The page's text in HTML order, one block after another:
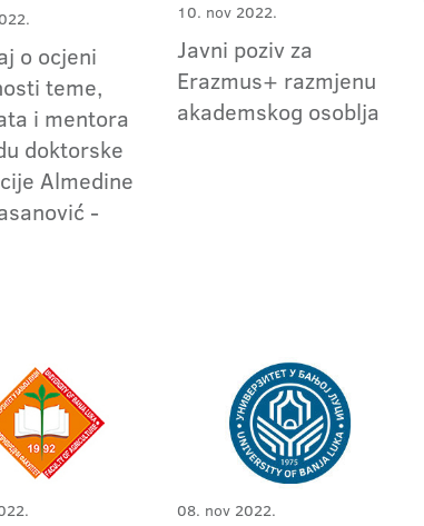
o ocjeni
teme,
i mentora
doktorske
Almedine
-
10. nov 2022.
Javni poziv za
Erazmus+ razmjenu
akademskog osoblja
08. nov 2022.